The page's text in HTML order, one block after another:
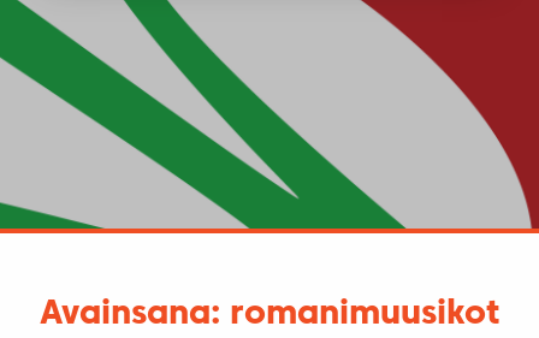
Avainsana: romanimuusikot